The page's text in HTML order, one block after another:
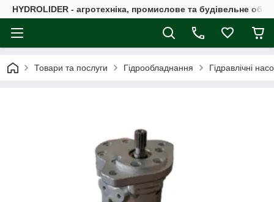
HYDROLIDER - агротехніка, промислове та будівельне
Товари та послуги Гідрообладнання Гідравлічні